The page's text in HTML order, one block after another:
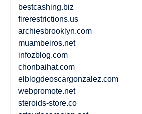
bestcashing.biz
firerestrictions.us
archiesbrooklyn.com
muambeiros.net
infozblog.com
chonbaihat.com
elblogdeoscargonzalez.com
webpromote.net
steroids-store.co